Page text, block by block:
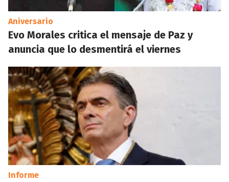
Aniversario
Evo Morales critica el mensaje de Paz y
anuncia que lo desmentirá el viernes
Informe